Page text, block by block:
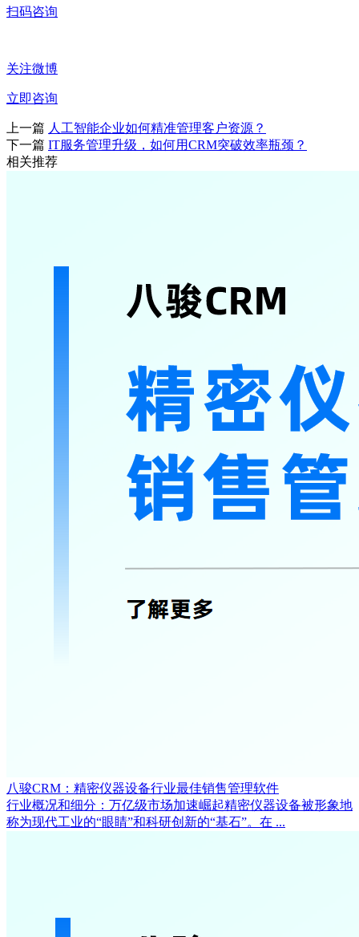
扫码咨询
关注微博
立即咨询
上一篇 人工智能企业如何精准管理客户资源？
下一篇 IT服务管理升级，如何用CRM突破效率瓶颈？
相关推荐
八骏CRM：精密仪器设备行业最佳销售管理软件
行业概况和细分：万亿级市场加速崛起精密仪器设备被形象地
称为现代工业的“眼睛”和科研创新的“基石”。在 ...